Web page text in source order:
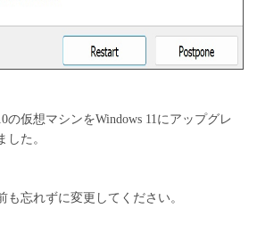
の仮想マシンをWindows 11にアップグレ
した。
忘れずに変更してください。